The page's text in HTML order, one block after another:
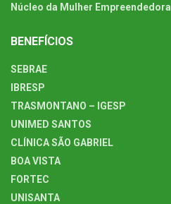
Núcleo da Mulher Empreendedora
BENEFÍCIOS
SEBRAE
IBRESP
TRASMONTANO – IGESP
UNIMED SANTOS
CLÍNICA SÃO GABRIEL
BOA VISTA
FORTEC
UNISANTA